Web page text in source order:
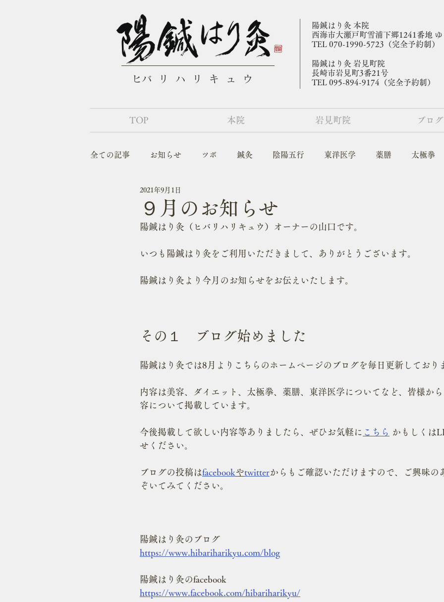
​ヒバリハリキュウ
陽鍼はり灸 本院
西海市大瀬戸町雪浦下郷1241番地
TEL 070-1990-5723（完全予約制）
陽鍼はり灸 岩見町院
​長崎市岩見町3番21号
TEL 095-894-9174（完全予約制）
TOP 本院 岩見町院 ブログ
全ての記事 お知らせ ツボ 鍼灸 陰陽五行 東洋医学 薬膳 太極拳
こんな症状でお悩みの方
９月のお知らせ
2021年9月1日
陽鍼はり灸（ヒバリハリキュウ）オーナーの山口です。
いつも陽鍼はり灸をご利用いただきまして、ありがとうございます。
陽鍼はり灸より今月のお知らせをお伝えいたします。
その１　ブログ始めました
陽鍼はり灸では8月よりこちらのホームページのブログを毎日更新しており
内容は美容、ダイエット、太極拳、薬膳、東洋医学についてなど、皆様か
容について掲載しています。
今後掲載して欲しい内容等ありましたら、ぜひお気軽に こちら かもしくは
せください。
ブログの投稿はfacebookやtwitterからもご確認いただけますので、ご興味の
ぞいてみてください。
陽鍼はり灸のブログ
https://www.hibariharikyu.com/blog
陽鍼はり灸のfacebook
https://www.facebook.com/hibariharikyu/